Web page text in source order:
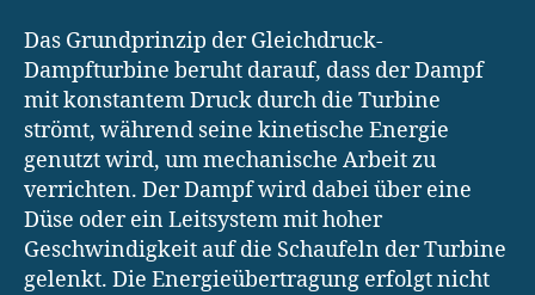
Das Grundprinzip der Gleichdruck-
Dampfturbine beruht darauf, dass der Dampf
mit konstantem Druck durch die Turbine
strömt, während seine kinetische Energie
genutzt wird, um mechanische Arbeit zu
verrichten. Der Dampf wird dabei über eine
Düse oder ein Leitsystem mit hoher
Geschwindigkeit auf die Schaufeln der Turbine
gelenkt. Die Energieübertragung erfolgt nicht